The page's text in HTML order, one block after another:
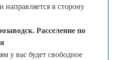
направляется в сторону
Расселение по
у вас будет свободное